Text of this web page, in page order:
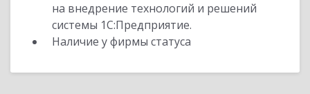
на внедрение технологий и решений
системы 1С:Предприятие.
Наличие у фирмы статуса